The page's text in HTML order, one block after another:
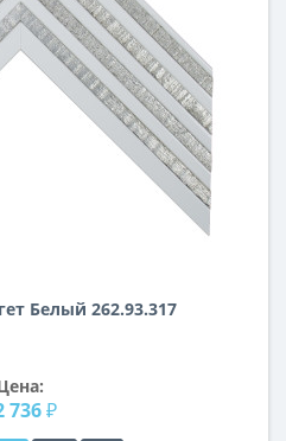
Белый 262.93.317
736 ₽